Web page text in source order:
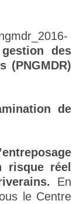
des
(PNGMDR)
de
risque réel
En
le Centre